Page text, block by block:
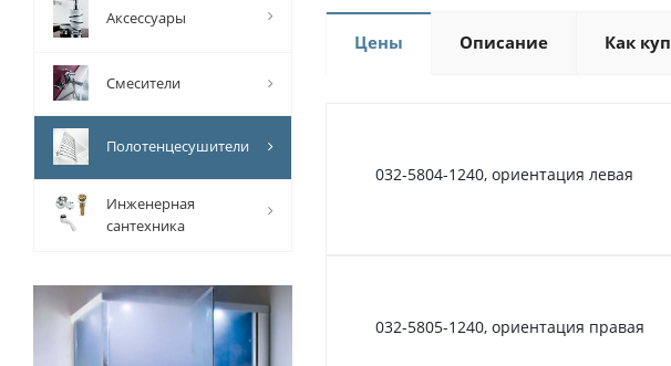
Цены Описание Как
032-5804-1240, ориентация левая
032-5805-1240, ориентация правая
Аксессуары
Смесители
Полотенцесушители
Инженерная
сантехника